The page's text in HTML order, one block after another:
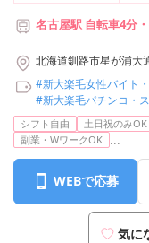
名古屋駅 自転車4分
【利用可能な路線】
・名古屋市桜通線 名
・JR東海道本線 名古
・東海道新幹線 名古
・JR中央本線 名古屋駅
・JR関西本線 名古屋
北海道釧路市星が浦大
#新大楽毛女性バイト
#新大楽毛パチンコ・
シフト自由 土日祝のみOK
副業・WワークOK ...
WEBで応募
気に